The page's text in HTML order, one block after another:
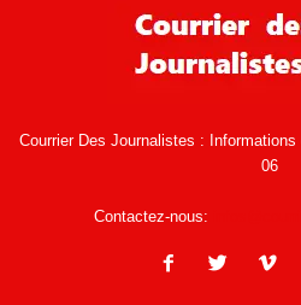
Courrier Des Journalistes :
06
Contactez-nous: